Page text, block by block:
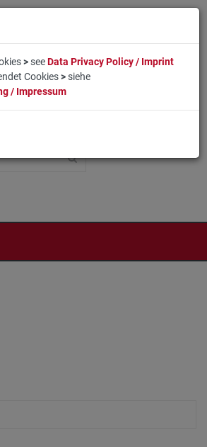
>seeData Privacy Policy / Imprint
Cookies>siehe
/ Impressum